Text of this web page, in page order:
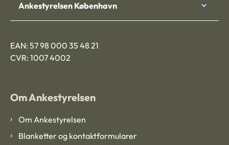
Ankestyrelsen København
EAN: 57 98 000 35 48 21
CVR: 1007 4002
Om Ankestyrelsen
Om Ankestyrelsen
Blanketter og kontaktformularer